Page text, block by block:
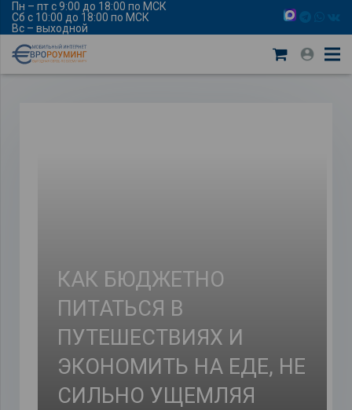
Пн – пт с 9:00 до 18:00 по МСК
Сб с 10:00 до 18:00 по МСК
Вс – выходной
КАК БЮДЖЕТНО
ПИТАТЬСЯ В
ПУТЕШЕСТВИЯХ И
ЭКОНОМИТЬ НА ЕДЕ, НЕ
СИЛЬНО УЩЕМЛЯЯ